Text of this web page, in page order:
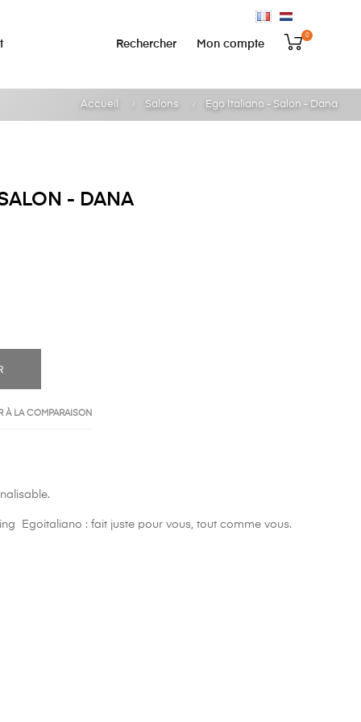
0
Mon compte
Rechercher
Accueil Salons Ego Italiano - Salon - Dana
- DANA
À LA COMPARAISON
Egoitaliano : fait juste pour vous, tout comme vous.